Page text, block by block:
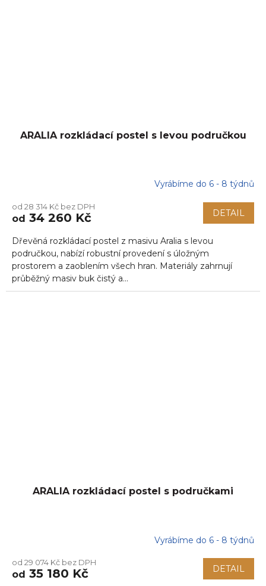
ARALIA rozkládací postel s levou područkou
Vyrábíme do 6 - 8 týdnů
od 28 314 Kč bez DPH
od 34 260 Kč DETAIL
Dřevěná rozkládací postel z masivu Aralia s levou
područkou, nabízí robustní provedení s úložným
prostorem a zaoblením všech hran. Materiály zahrnují
průběžný masiv buk čistý a...
ARALIA rozkládací postel s područkami
Vyrábíme do 6 - 8 týdnů
od 29 074 Kč bez DPH
od 35 180 Kč DETAIL